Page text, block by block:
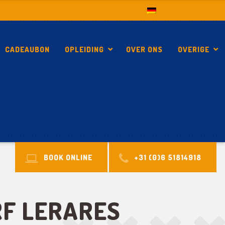
CADEAUBON OPLEIDING OVER ONS OVERIGE
BOOK ONLINE +31 (0)6 51814918
LERARES